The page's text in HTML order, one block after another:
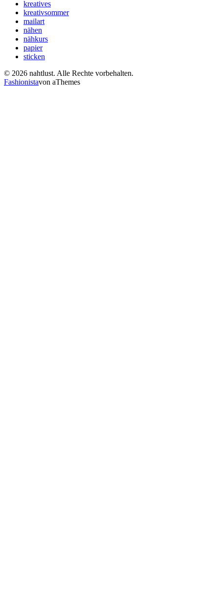
kreatives
kreativsommer
mailart
nähen
nähkurs
papier
sticken
© 2026 nahtlust. Alle Rechte vorbehalten.
Fashionistavon aThemes